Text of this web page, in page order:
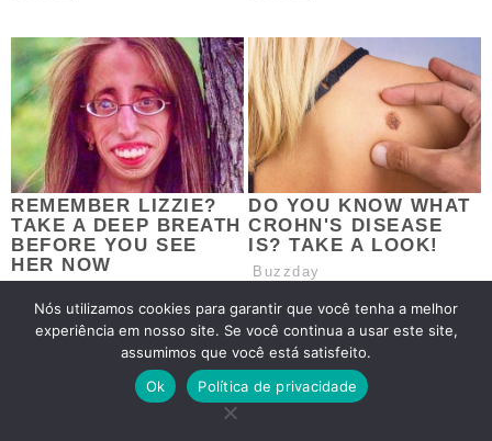
Nós utilizamos cookies para garantir que você tenha a melhor
experiência em nosso site. Se você continua a usar este site,
assumimos que você está satisfeito.
Ok
Política de privacidade